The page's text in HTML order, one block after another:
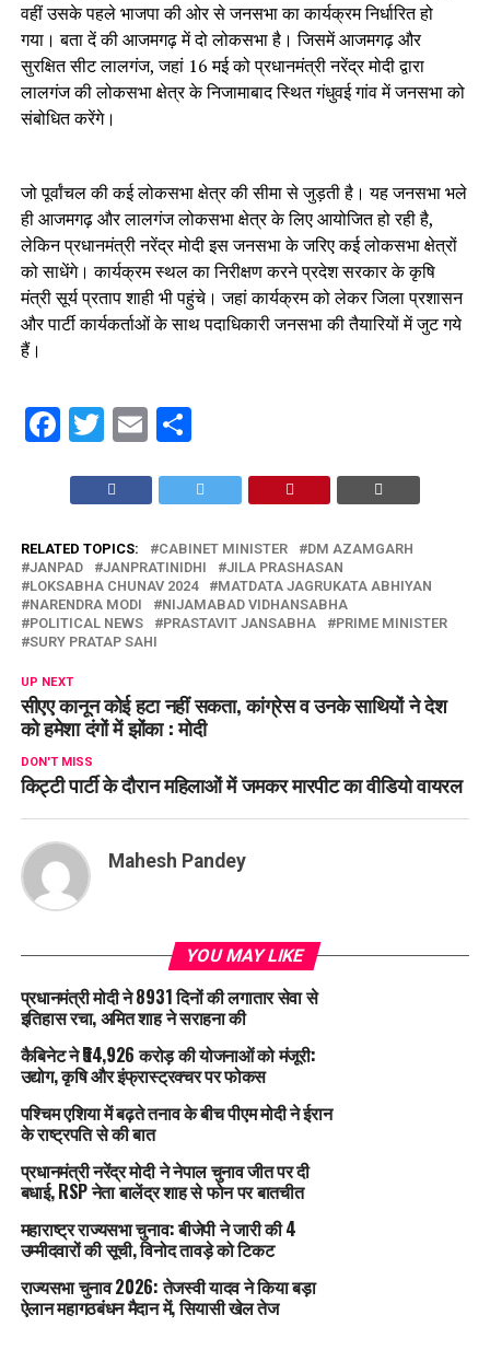
वहीं उसके पहले भाजपा की ओर से जनसभा का कार्यक्रम निर्धारित हो
गया। बता दें की आजमगढ़ में दो लोकसभा है। जिसमें आजमगढ़ और
सुरक्षित सीट लालगंज, जहां 16 मई को प्रधानमंत्री नरेंद्र मोदी द्वारा
लालगंज की लोकसभा क्षेत्र के निजामाबाद स्थित गंधुवई गांव में जनसभा को
संबोधित करेंगे।
जो पूर्वांचल की कई लोकसभा क्षेत्र की सीमा से जुड़ती है। यह जनसभा भले
ही आजमगढ़ और लालगंज लोकसभा क्षेत्र के लिए आयोजित हो रही है,
लेकिन प्रधानमंत्री नरेंद्र मोदी इस जनसभा के जरिए कई लोकसभा क्षेत्रों
को साधेंगे। कार्यक्रम स्थल का निरीक्षण करने प्रदेश सरकार के कृषि
मंत्री सूर्य प्रताप शाही भी पहुंचे। जहां कार्यक्रम को लेकर जिला प्रशासन
और पार्टी कार्यकर्ताओं के साथ पदाधिकारी जनसभा की तैयारियों में जुट गये
हैं।
Facebook
Twitter
EmailShare
RELATED TOPICS: CABINET MINISTER
DM AZAMGARH
JANPAD
JANPRATINIDHI
JILA PRASHASAN
LOKSABHA CHUNAV 2024
MATDATA JAGRUKATA ABHIYAN
NARENDRA MODI
NIJAMABAD VIDHANSABHA
POLITICAL NEWS
PRASTAVIT JANSABHA
PRIME MINISTER
SURY PRATAP SAHI
UP NEXT
सीएए कानून कोई हटा नहीं सकता, कांग्रेस व उनके साथियों ने देश
को हमेशा दंगों में झोंका : मोदी
DON'T MISS
किट्टी पार्टी के दौरान महिलाओं में जमकर मारपीट का वीडियो वायरल
Mahesh Pandey
YOU MAY LIKE
प्रधानमंत्री मोदी ने 8931 दिनों की लगातार सेवा से
इतिहास रचा, अमित शाह ने सराहना की
कैबिनेट ने ₹54,926 करोड़ की योजनाओं को मंजूरी:
उद्योग, कृषि और इंफ्रास्ट्रक्चर पर फोकस
पश्चिम एशिया में बढ़ते तनाव के बीच पीएम मोदी ने ईरान
के राष्ट्रपति से की बात
प्रधानमंत्री नरेंद्र मोदी ने नेपाल चुनाव जीत पर दी
बधाई, RSP नेता बालेंद्र शाह से फोन पर बातचीत
महाराष्ट्र राज्यसभा चुनाव: बीजेपी ने जारी की 4
उम्मीदवारों की सूची, विनोद तावड़े को टिकट
राज्यसभा चुनाव 2026: तेजस्वी यादव ने किया बड़ा
ऐलान महागठबंधन मैदान में, सियासी खेल तेज